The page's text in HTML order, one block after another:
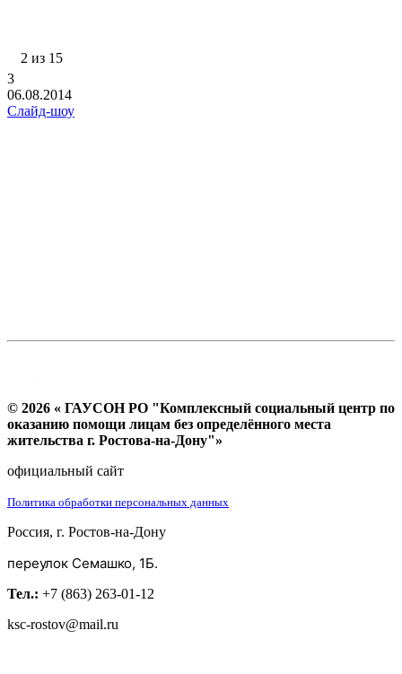
2 из 15
3
06.08.2014
Слайд-шоу
© 2026 « ГАУСОН РО "Комплексный социальный центр по
оказанию помощи лицам без определённого места
жительства г. Ростова-на-Дону"»
официальный сайт
Политика обработки персональных данных
Россия, г. Ростов-на-Дону
переулок Семашко, 1Б.
Тел.: +7 (863) 263-01-12
ksc-rostov@mail.ru